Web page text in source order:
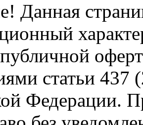
Данная
публичной
статьи 437
Федерации.